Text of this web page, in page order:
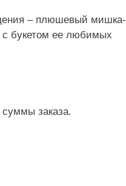
– плюшевый мишка-
с букетом ее любимых
заказа.